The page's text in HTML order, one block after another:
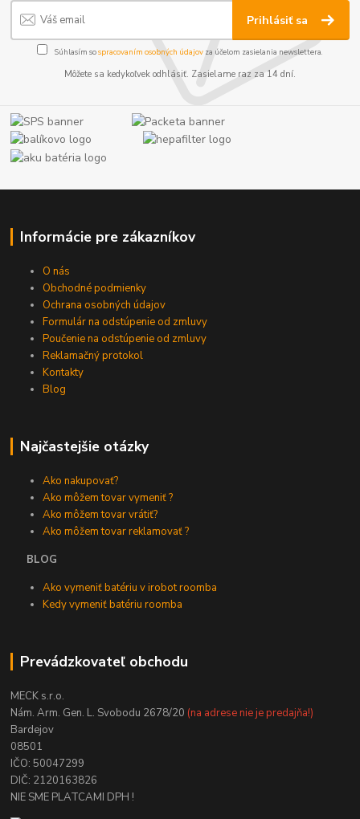
Prihlásiť sa
Súhlasím sospracovaním osobných údajov za účelom zasielania newslettera.
Môžete sa kedykoľvek odhlásiť. Zasielame raz za 14 dní.
Informácie pre zákazníkov
O nás
Obchodné podmienky
Ochrana osobných údajov
Formulár na odstúpenie od zmluvy
Poučenie na odstúpenie od zmluvy
Reklamačný protokol
Kontakty
Blog
Najčastejšie otázky
Ako nakupovať?
Ako môžem tovar vymeniť ?
Ako môžem tovar vrátiť?
Ako môžem tovar reklamovať ?
BLOG
Ako vymeniť batériu v irobot roomba
Kedy vymeniť batériu roomba
Prevádzkovateľ obchodu
MECK s.r.o.
Nám. Arm. Gen. L. Svobodu 2678/20 (na adrese nie je predajňa!)
Bardejov
08501
IČO: 50047299
DIČ: 2120163826
NIE SME PLATCAMI DPH !